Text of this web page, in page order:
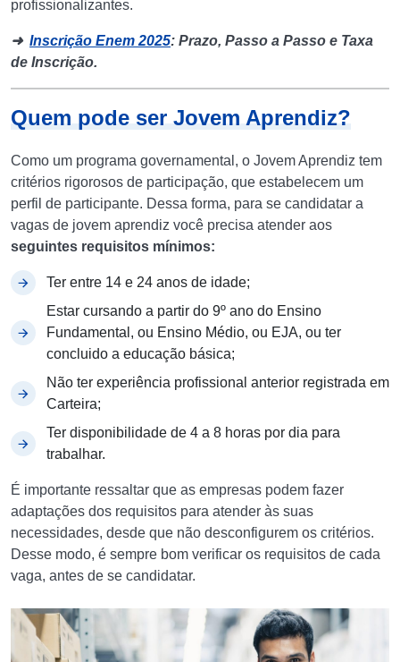
profissionalizantes.
➜ Inscrição Enem 2025: Prazo, Passo a Passo e Taxa
de Inscrição.
Quem pode ser Jovem Aprendiz?
Como um programa governamental, o Jovem Aprendiz tem
critérios rigorosos de participação, que estabelecem um
perfil de participante. Dessa forma, para se candidatar a
vagas de jovem aprendiz você precisa atender aos
seguintes requisitos mínimos:
Ter entre 14 e 24 anos de idade;
Estar cursando a partir do 9º ano do Ensino
Fundamental, ou Ensino Médio, ou EJA, ou ter
concluido a educação básica;
Não ter experiência profissional anterior registrada em
Carteira;
Ter disponibilidade de 4 a 8 horas por dia para
trabalhar.
É importante ressaltar que as empresas podem fazer
adaptações dos requisitos para atender às suas
necessidades, desde que não desconfigurem os critérios.
Desse modo, é sempre bom verificar os requisitos de cada
vaga, antes de se candidatar.